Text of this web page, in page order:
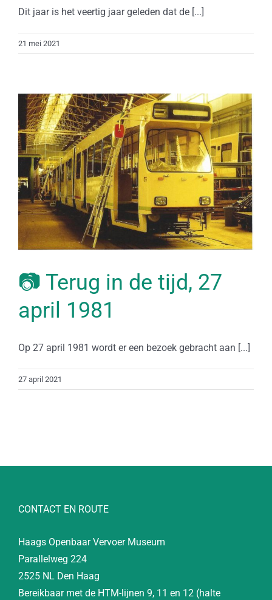
Dit jaar is het veertig jaar geleden dat de [...]
21 mei 2021
📷 Terug in de tijd, 27
april 1981
Op 27 april 1981 wordt er een bezoek gebracht aan [...]
27 april 2021
CONTACT EN ROUTE
Haags Openbaar Vervoer Museum
Parallelweg 224
2525 NL Den Haag
Bereikbaar met de HTM-lijnen 9, 11 en 12 (halte